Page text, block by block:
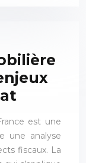
est une
une analyse
fiscaux. La